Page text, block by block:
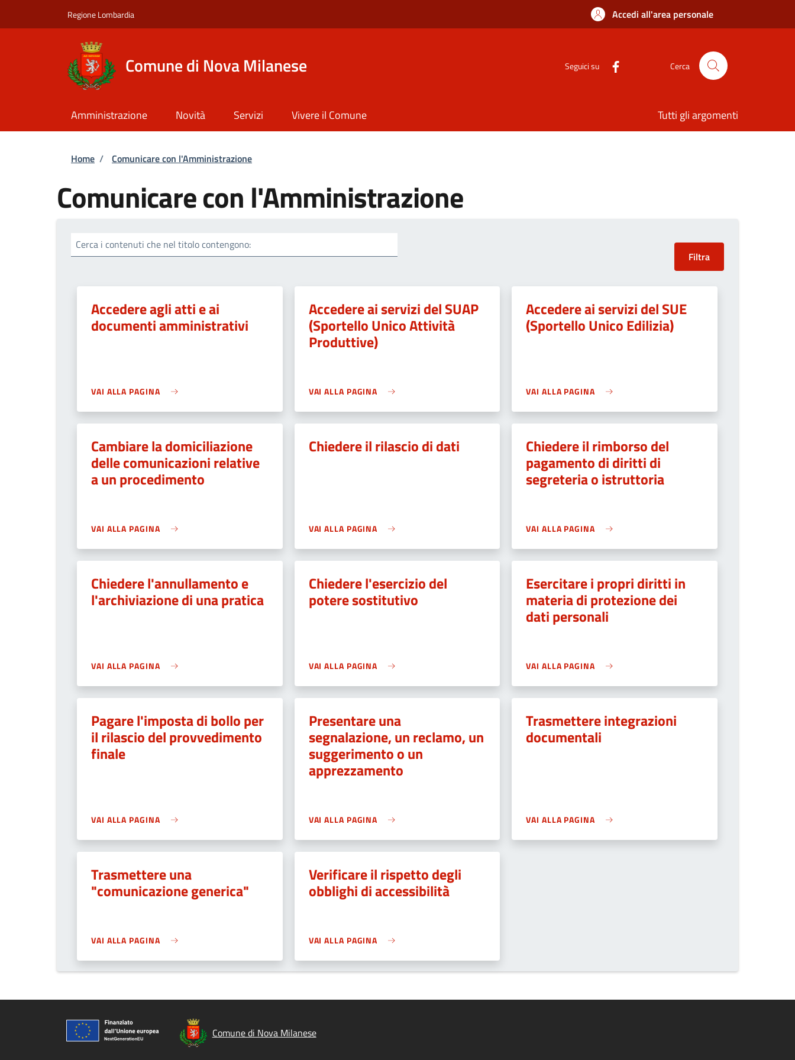
Regione Lombardia Accedi all'area personale
Comune di Nova Milanese Seguici su Cerca
Amministrazione Novità Servizi Vivere il Comune Tutti gli argomenti
Briciole di pane
Home / Comunicare con l'Amministrazione
Comunicare con l'Amministrazione
Cerca i contenuti che nel titolo contengono:
Accedere agli atti e ai
documenti amministrativi
VAI ALLA PAGINA
Accedere ai servizi del SUAP
(Sportello Unico Attività
Produttive)
VAI ALLA PAGINA
Accedere ai servizi del SUE
(Sportello Unico Edilizia)
VAI ALLA PAGINA
Cambiare la domiciliazione
delle comunicazioni relative
a un procedimento
VAI ALLA PAGINA
Chiedere il rilascio di dati
VAI ALLA PAGINA
Chiedere il rimborso del
pagamento di diritti di
segreteria o istruttoria
VAI ALLA PAGINA
Chiedere l'annullamento e
l'archiviazione di una pratica
VAI ALLA PAGINA
Chiedere l'esercizio del
potere sostitutivo
VAI ALLA PAGINA
Esercitare i propri diritti in
materia di protezione dei
dati personali
VAI ALLA PAGINA
Pagare l'imposta di bollo per
il rilascio del provvedimento
finale
VAI ALLA PAGINA
Presentare una
segnalazione, un reclamo, un
suggerimento o un
apprezzamento
VAI ALLA PAGINA
Trasmettere integrazioni
documentali
VAI ALLA PAGINA
Trasmettere una
"comunicazione generica"
VAI ALLA PAGINA
Verificare il rispetto degli
obblighi di accessibilità
VAI ALLA PAGINA
Comune di Nova Milanese